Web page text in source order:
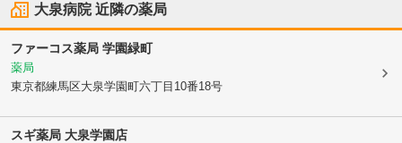
大泉病院近隣の薬局
ファーコス薬局 学園緑町
薬局
東京都練馬区大泉学園町六丁目10番18号
スギ薬局 大泉学園店